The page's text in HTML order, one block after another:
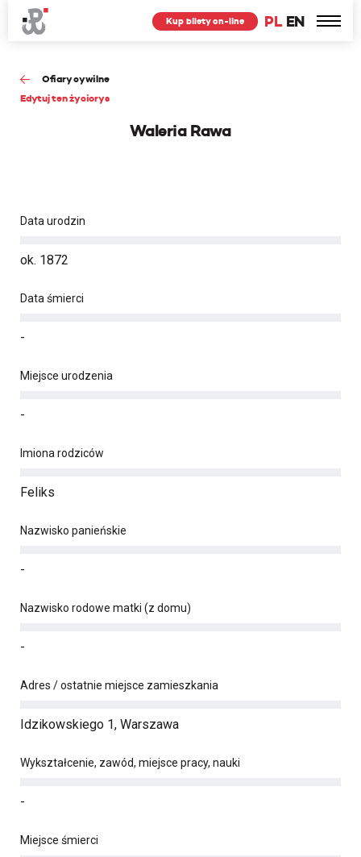
PL EN
Kup bilety on-line
Ofiary cywilne
Edytuj ten życiorys
Waleria Rawa
Data urodzin
ok. 1872
Data śmierci
-
Miejsce urodzenia
-
Imiona rodziców
Feliks
Nazwisko panieńskie
-
Nazwisko rodowe matki (z domu)
-
Adres / ostatnie miejsce zamieszkania
Idzikowskiego 1, Warszawa
Wykształcenie, zawód, miejsce pracy, nauki
-
Miejsce śmierci